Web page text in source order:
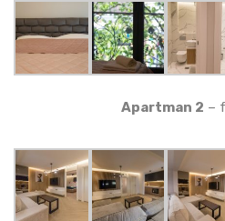
Apartman 2 –